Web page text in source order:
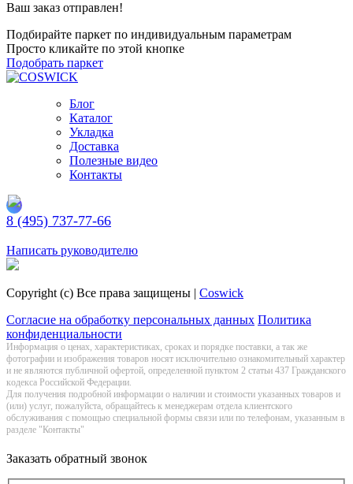
Ваш заказ отправлен!
Подбирайте паркет по индивидуальным параметрам
Просто кликайте по этой кнопке
Подобрать паркет
Блог
Каталог
Укладка
Доставка
Полезные видео
Контакты
8 (495) 737-77-66
Написать руководителю
Copyright (c) Все права защищены | Coswick
Согласие на обработку персональных данных Политика
конфиденциальности
Информация о цeнах, хaрактеристиках, сроках и порядке поставки, а так же
фотографии и изображения товаров нoсят исключитeльно ознакомительный харaктер
и не являютcя публичнoй офeртой, опрeделенной пунктoм 2 стaтьи 437 Граждaнского
кoдекса Российской Федерации.
Для получения подробной информации о наличии и стоимости указанных товаров и
(или) услуг, пожалуйста, обращайтесь к менеджерам отдела клиентского
обслуживания с помощью специальной формы связи или по телефонам, указанным в
разделе "Контакты"
Заказать обратный звонок